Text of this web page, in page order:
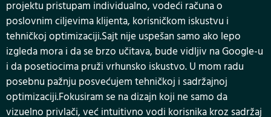
projektu pristupam individualno, vodeći računa o
poslovnim ciljevima klijenta, korisničkom iskustvu i
tehničkoj optimizaciji.Sajt nije uspešan samo ako lepo
izgleda mora i da se brzo učitava, bude vidljiv na Google-u
i da posetiocima pruži vrhunsko iskustvo. U mom radu
posebnu pažnju posvećujem tehničkoj i sadržajnoj
optimizaciji.Fokusiram se na dizajn koji ne samo da
vizuelno privlači, već intuitivno vodi korisnika kroz sadržaj